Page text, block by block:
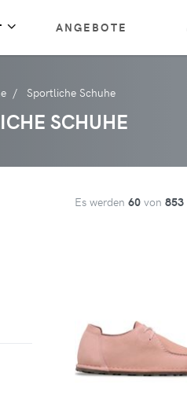
ANGEBOTE
Sportliche Schuhe
SCHUHE
Es werden 60 von 853